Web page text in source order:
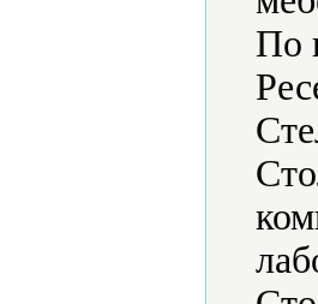
По